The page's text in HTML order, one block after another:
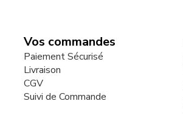
Vos commandes
Paiement Sécurisé
Livraison
CGV
Suivi de Commande